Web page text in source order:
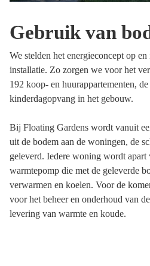
Gebruik van
We stelden het energieconcept op
installatie. Zo zorgen we voor het
192 koop- en huurappartementen,
kinderdagopvang in het gebouw.
Bij Floating Gardens wordt vanuit
uit de bodem aan de woningen, de
geleverd. Iedere woning wordt apart
warmtepomp die met de geleverde
verwarmen en koelen. Voor de
voor het beheer en onderhoud van
levering van warmte en koude.